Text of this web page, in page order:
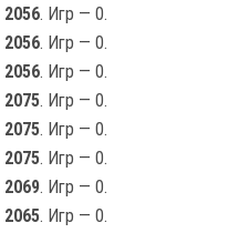
2056. Игр — 0.
2056. Игр — 0.
2056. Игр — 0.
2075. Игр — 0.
2075. Игр — 0.
2075. Игр — 0.
2069. Игр — 0.
2065. Игр — 0.